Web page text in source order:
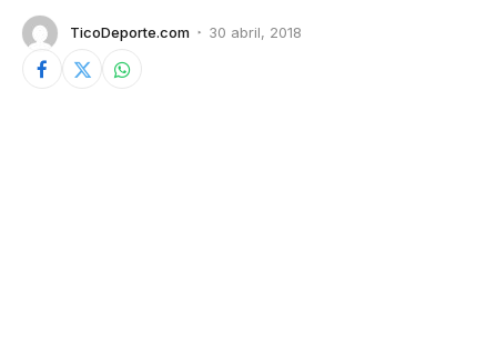
TicoDeporte.com 30 abril, 2018